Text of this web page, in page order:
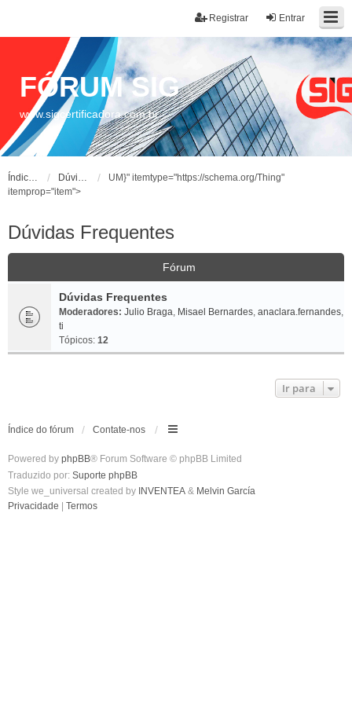
Entrar
Registrar
FÓRUM SIG
www.sigcertificadora.com.br
Índice do fórum Dúvidas Frequentes
UM}" itemtype="https://schema.org/Thing"
itemprop="item">
Dúvidas Frequentes
Fórum
Dúvidas Frequentes
Moderadores: Julio Braga, Misael Bernardes, anaclara.fernandes,
ti
Tópicos: 12
Ir para
Índice do fórum Contate-nos
Powered by phpBB® Forum Software © phpBB Limited
Traduzido por: Suporte phpBB
Style we_universal created by INVENTEA & Melvin García
Privacidade
Termos